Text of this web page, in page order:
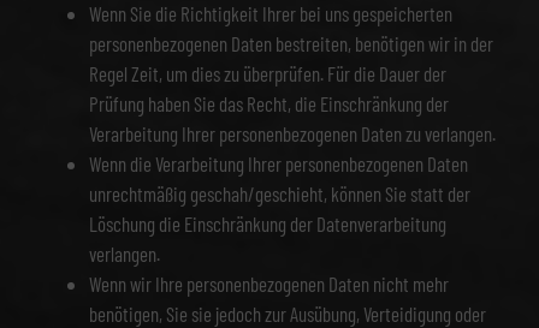
Wenn Sie die Richtigkeit Ihrer bei uns gespeicherten
personenbezogenen Daten bestreiten, benötigen wir in der
Regel Zeit, um dies zu überprüfen. Für die Dauer der
Prüfung haben Sie das Recht, die Einschränkung der
Verarbeitung Ihrer personenbezogenen Daten zu verlangen.
Wenn die Verarbeitung Ihrer personenbezogenen Daten
unrechtmäßig geschah/geschieht, können Sie statt der
Löschung die Einschränkung der Datenverarbeitung
verlangen.
Wenn wir Ihre personenbezogenen Daten nicht mehr
benötigen, Sie sie jedoch zur Ausübung, Verteidigung oder